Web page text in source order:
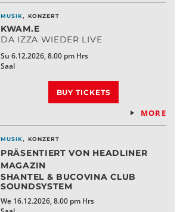
MUSIK, KONZERT
KWAM.E
DA IZZA WIEDER LIVE
Su 6.12.2026, 8.00 pm Hrs
Saal
MORE
BUY TICKETS
MUSIK, KONZERT
PRÄSENTIERT VON HEADLINER
MAGAZIN
SHANTEL & BUCOVINA CLUB
SOUNDSYSTEM
We 16.12.2026, 8.00 pm Hrs